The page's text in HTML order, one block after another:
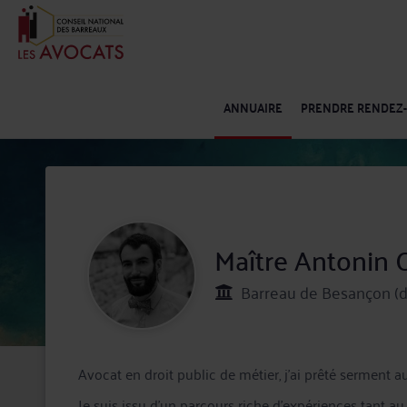
ANNUAIRE PRENDRE
Maître Antonin
Barreau de Besançon
Avocat en droit public de métier, j’ai prêté serment